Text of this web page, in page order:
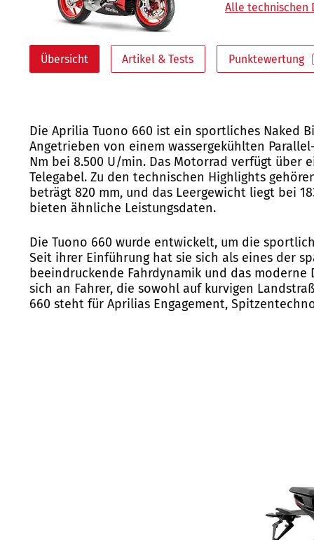
Alle technischen
Übersicht Artikel & Tests Punktewertung
Die Aprilia Tuono 660 ist ein sportliches Naked
Angetrieben von einem wassergekühlten
Nm bei 8.500 U/min. Das Motorrad verfügt über
Telegabel. Zu den technischen Highlights
beträgt 820 mm, und das Leergewicht liegt bei
bieten ähnliche Leistungsdaten.
Die Tuono 660 wurde entwickelt, um die
Seit ihrer Einführung hat sie sich als eines der
beeindruckende Fahrdynamik und das
sich an Fahrer, die sowohl auf kurvigen
660 steht für Aprilias Engagement,